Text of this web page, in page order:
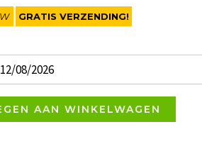
GRATIS VERZENDING!
08/2026
AAN WINKELWAGEN